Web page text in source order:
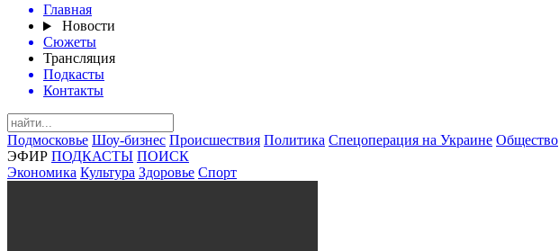
Главная
Новости
Сюжеты
Трансляция
Подкасты
Контакты
Подмосковье Шоу-бизнес Происшествия Политика Спецоперация на Украине Общество
ЭФИР ПОДКАСТЫ ПОИСК
Экономика Культура Здоровье Спорт